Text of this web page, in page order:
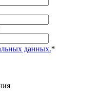
данных.*